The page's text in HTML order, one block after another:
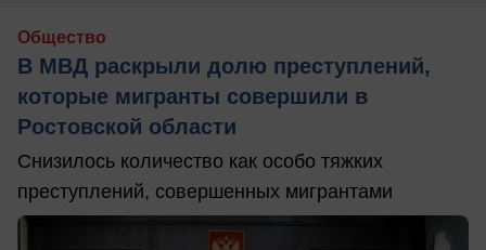
Общество
В МВД раскрыли долю преступлений,
которые мигранты совершили в
Ростовской области
Снизилось количество как особо тяжких
преступлений, совершенных мигрантами